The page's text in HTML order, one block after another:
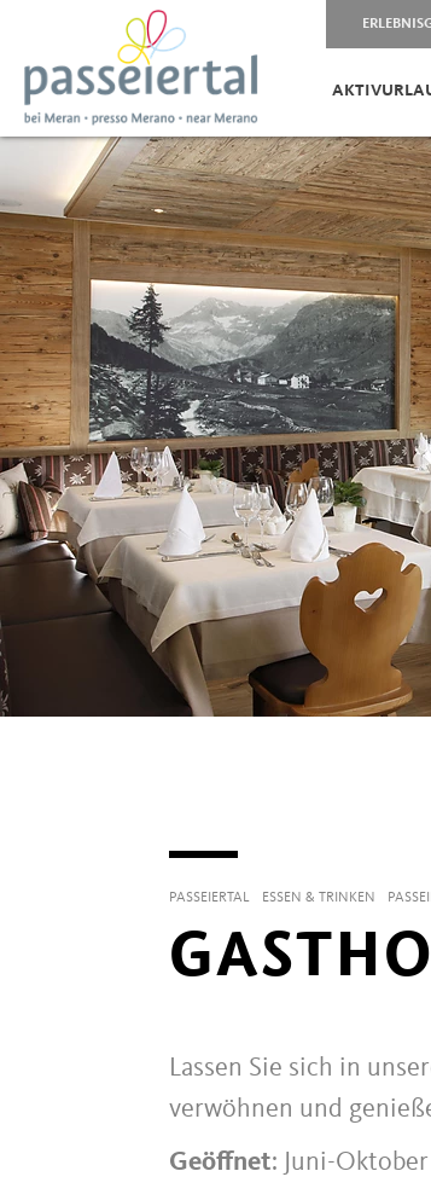
PASSEIERTAL ESSEN & TRINKEN
Lassen Sie sich in
verwöhnen und
Geöffnet: Juni-